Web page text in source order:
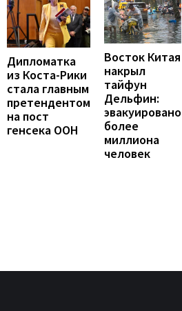
Дипломатка
из Коста-Рики
стала главным
претендентом
на пост
генсека ООН
Восток Китая
накрыл
тайфун
Дельфин:
эвакуировано
более
миллиона
человек